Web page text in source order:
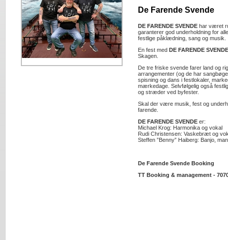
De Farende Svende
DE FARENDE SVENDE har været
garanterer god underholdning for
festlige påklædning, sang og musik.
En fest med DE FARENDE SVENDE
Skagen.
De tre friske svende farer land og
arrangementer (og de har
spisning og dans i festlokaler,
mærkedage. Selvfølgelig også
og stræder ved byfester.
Skal der være musik, fest og
farende.
DE FARENDE SVENDE er:
Michael Krog: Harmonika og vokal
Rudi Christensen: Vaskebræt og
Steffen ”Benny” Haiberg: Banjo,
De Farende Svende Booking
TT Booking & management -